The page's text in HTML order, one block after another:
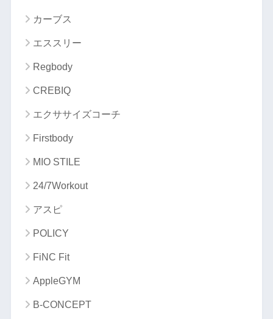
カーブス
エススリー
Regbody
CREBIQ
エクササイズコーチ
Firstbody
MIO STILE
24/7Workout
アスピ
POLICY
FiNC Fit
AppleGYM
B-CONCEPT